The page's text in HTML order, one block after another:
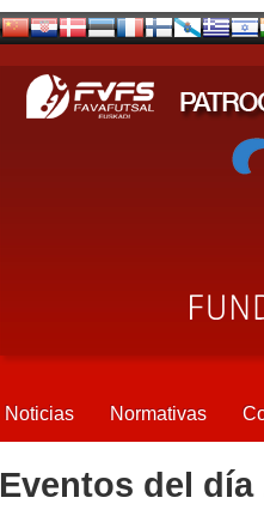
Noticias Normativas
Eventos del día